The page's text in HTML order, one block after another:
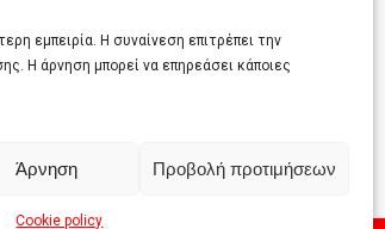
εμπειρία. Η συναίνεση επιτρέπει την
Η άρνηση μπορεί να επηρεάσει κάποιες
Άρνηση Προβολή προτιμήσεων
Cookie policy